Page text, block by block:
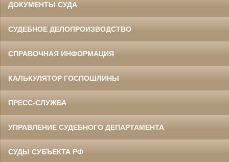
ДОКУМЕНТЫ СУДА
СУДЕБНОЕ ДЕЛОПРОИЗВОДСТВО
СПРАВОЧНАЯ ИНФОРМАЦИЯ
КАЛЬКУЛЯТОР ГОСПОШЛИНЫ
ПРЕСС-СЛУЖБА
УПРАВЛЕНИЕ СУДЕБНОГО ДЕПАРТАМЕНТА
СУДЫ СУБЪЕКТА РФ